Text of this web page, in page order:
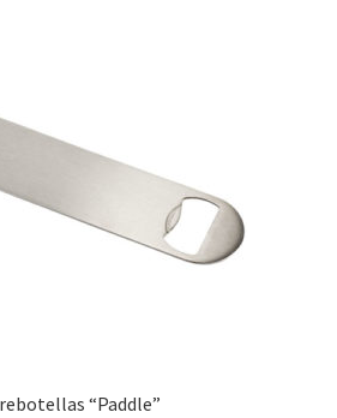
“Paddle”